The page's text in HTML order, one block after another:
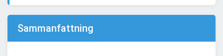
Sammanfattning